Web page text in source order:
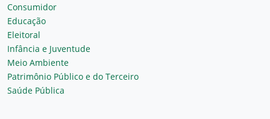
Consumidor
Educação
Eleitoral
Infância e Juventude
Meio Ambiente
Patrimônio Público e do Terceiro
Saúde Pública